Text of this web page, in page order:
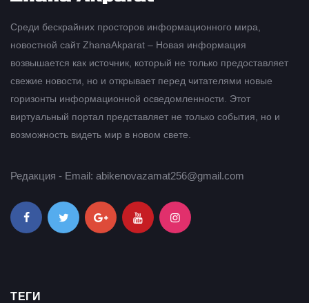
Среди бескрайних просторов информационного мира,
новостной сайт ZhanaAkparat – Новая информация
возвышается как источник, который не только предоставляет
свежие новости, но и открывает перед читателями новые
горизонты информационной осведомленности. Этот
виртуальный портал представляет не только события, но и
возможность видеть мир в новом свете.
Редакция - Email: abikenovazamat256@gmail.com
ТЕГИ